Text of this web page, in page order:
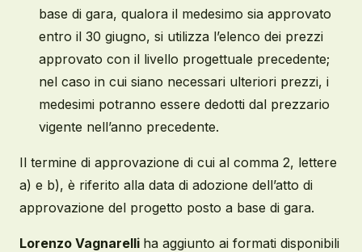
base di gara, qualora il medesimo sia approvato
entro il 30 giugno, si utilizza l’elenco dei prezzi
approvato con il livello progettuale precedente;
nel caso in cui siano necessari ulteriori prezzi, i
medesimi potranno essere dedotti dal prezzario
vigente nell’anno precedente.
Il termine di approvazione di cui al comma 2, lettere
a) e b), è riferito alla data di adozione dell’atto di
approvazione del progetto posto a base di gara.
Lorenzo Vagnarelli ha aggiunto ai formati disponibili